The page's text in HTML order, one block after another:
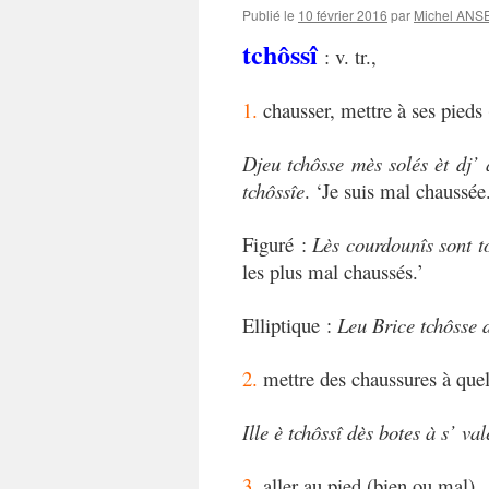
Publié le 10 février 2016 par Michel
tchôssî: v. tr.,
1. chausser, mettre à ses
Djeu tchôsse mès solés èt dj’
tchôssîe. ‘Je suis mal
Figuré :Lès courdounîs sont
les plus mal chaussés.’
Elliptique : Leu Brice tchôsse
2. mettre des chaussures à
Ille è tchôssî dès botes à s’